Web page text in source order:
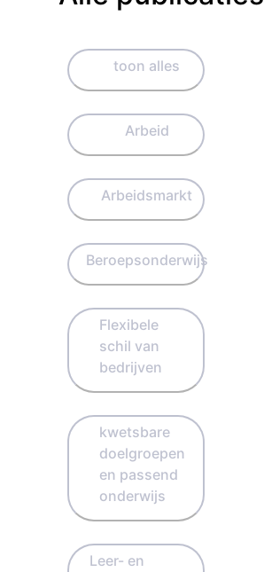
toon alles
Arbeid
Arbeidsmarkt
Beroepsonderwijs
Flexibele
schil van
bedrijven
kwetsbare
doelgroepen
en passend
onderwijs
Leer- en